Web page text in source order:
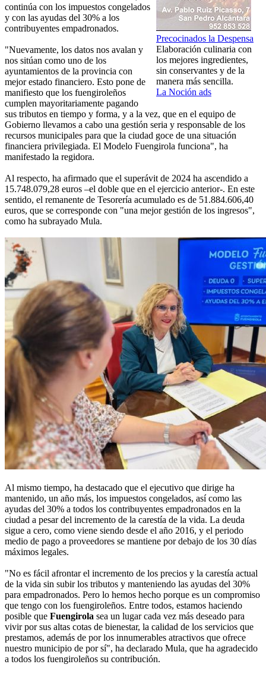
Precocinados la Despensa
Elaboración culinaria con
los mejores ingredientes,
sin conservantes y de la
manera más sencilla.
La Noción ads
continúa con los impuestos congelados
y con las ayudas del 30% a los
contribuyentes empadronados.
"Nuevamente, los datos nos avalan y
nos sitúan como uno de los
ayuntamientos de la provincia con
mejor estado financiero. Esto pone de
manifiesto que los fuengiroleños
cumplen mayoritariamente pagando
sus tributos en tiempo y forma, y a la vez, que en el equipo de
Gobierno llevamos a cabo una gestión seria y responsable de los
recursos municipales para que la ciudad goce de una situación
financiera privilegiada. El Modelo Fuengirola funciona", ha
manifestado la regidora.
Al respecto, ha afirmado que el superávit de 2024 ha ascendido a
15.748.079,28 euros –el doble que en el ejercicio anterior-. En este
sentido, el remanente de Tesorería acumulado es de 51.884.606,40
euros, que se corresponde con "una mejor gestión de los ingresos",
como ha subrayado Mula.
Al mismo tiempo, ha destacado que el ejecutivo que dirige ha
mantenido, un año más, los impuestos congelados, así como las
ayudas del 30% a todos los contribuyentes empadronados en la
ciudad a pesar del incremento de la carestía de la vida. La deuda
sigue a cero, como viene siendo desde el año 2016, y el periodo
medio de pago a proveedores se mantiene por debajo de los 30 días
máximos legales.
"No es fácil afrontar el incremento de los precios y la carestía actual
de la vida sin subir los tributos y manteniendo las ayudas del 30%
para empadronados. Pero lo hemos hecho porque es un compromiso
que tengo con los fuengiroleños. Entre todos, estamos haciendo
posible que Fuengirola sea un lugar cada vez más deseado para
vivir por sus altas cotas de bienestar, la calidad de los servicios que
prestamos, además de por los innumerables atractivos que ofrece
nuestro municipio de por sí", ha declarado Mula, que ha agradecido
a todos los fuengiroleños su contribución.